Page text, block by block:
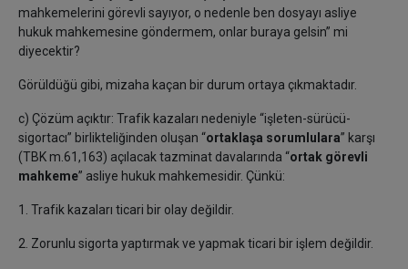
mahkemelerini görevli sayıyor, o nedenle ben dosyayı asliye
hukuk mahkemesine göndermem, onlar buraya gelsin” mi
diyecektir?
Görüldüğü gibi, mizaha kaçan bir durum ortaya çıkmaktadır.
c) Çözüm açıktır: Trafik kazaları nedeniyle “işleten-sürücü-
sigortacı” birlikteliğinden oluşan “ortaklaşa sorumlulara” karşı
(TBK m.61,163) açılacak tazminat davalarında “ortak görevli
mahkeme” asliye hukuk mahkemesidir. Çünkü:
1. Trafik kazaları ticari bir olay değildir.
2. Zorunlu sigorta yaptırmak ve yapmak ticari bir işlem değildir.